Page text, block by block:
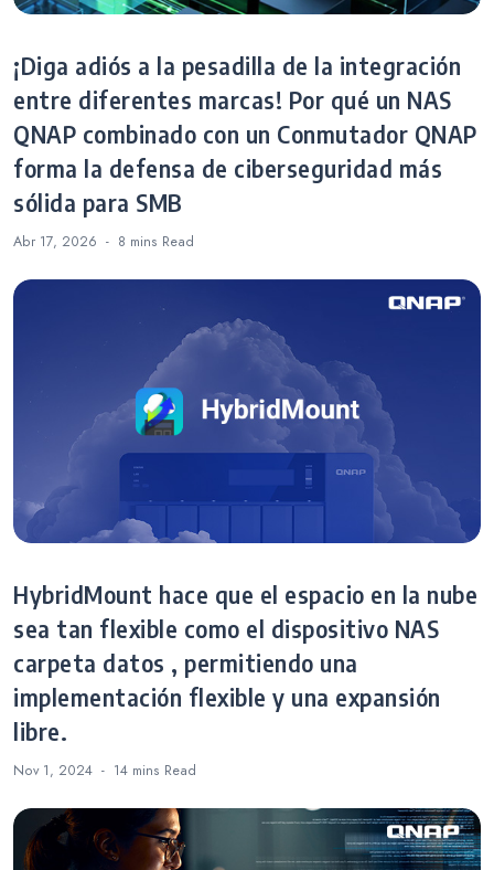
¡Diga adiós a la pesadilla de la integración
entre diferentes marcas! Por qué un NAS
QNAP combinado con un Conmutador QNAP
forma la defensa de ciberseguridad más
sólida para SMB
Abr 17, 2026 8 mins Read
HybridMount hace que el espacio en la nube
sea tan flexible como el dispositivo NAS
carpeta datos , permitiendo una
implementación flexible y una expansión
libre.
Nov 1, 2024 14 mins Read